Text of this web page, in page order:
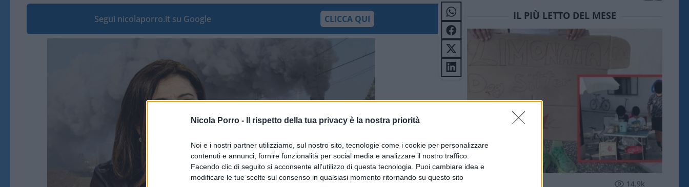
Nicola Porro - Il rispetto della tua privacy è la nostra priorità
Noi e i nostri partner utilizziamo, sul nostro sito, tecnologie come i cookie per personalizzare
contenuti e annunci, fornire funzionalità per social media e analizzare il nostro traffico.
Facendo clic di seguito si acconsente all'utilizzo di questa tecnologia. Puoi cambiare idea e
modificare le tue scelte sul consenso in qualsiasi momento ritornando su questo sito
Segui nicolaporro.it su Google CLICCA QUI IL PIÙ LETTO DEL MESE
14.9k